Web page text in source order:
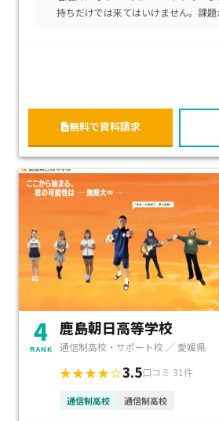
援金制度を利用することで家計の負担軽
持ちだけでは来てはいけません。課
無料で資料請求
4
RANK
鹿島朝日高等学校
通信制高校・サポート校 ／ 愛媛県
★★★★☆3.5口コミ 31件
通信制高校 通信制高校